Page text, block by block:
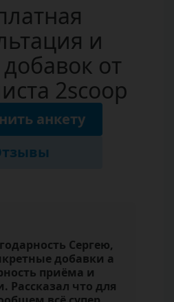
и
от
2scoop
анкету
Сергею,
добавки а
приёма и
Рассказал что для